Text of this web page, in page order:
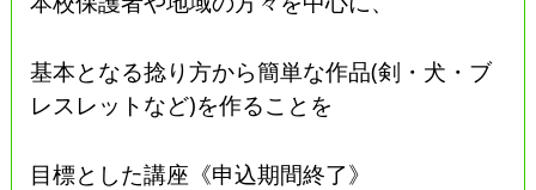
基本となる捻り方から簡単な作品(剣・犬・ブ
レスレットなど)を作ることを
目標とした講座《申込期間終了》